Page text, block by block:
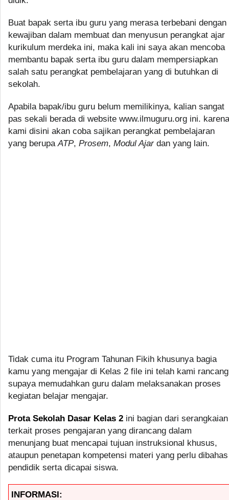
Buat bapak serta ibu guru yang merasa terbebani dengan
kewajiban dalam membuat dan menyusun perangkat ajar
kurikulum merdeka ini, maka kali ini saya akan mencoba
membantu bapak serta ibu guru dalam mempersiapkan
salah satu perangkat pembelajaran yang di butuhkan di
sekolah.
Apabila bapak/ibu guru belum memilikinya, kalian sangat
pas sekali berada di website www.ilmuguru.org ini. karena
kami disini akan coba sajikan perangkat pembelajaran
yang berupa ATP, Prosem, Modul Ajardan yang lain.
Tidak cuma itu Program Tahunan Fikih khusunya bagia
kamu yang mengajar di Kelas 2 file ini telah kami rancang
supaya memudahkan guru dalam melaksanakan proses
kegiatan belajar mengajar.
Prota Sekolah Dasar Kelas 2 ini bagian dari serangkaian
terkait proses pengajaran yang dirancang dalam
menunjang buat mencapai tujuan instruksional khusus,
ataupun penetapan kompetensi materi yang perlu dibahas
pendidik serta dicapai siswa.
INFORMASI: